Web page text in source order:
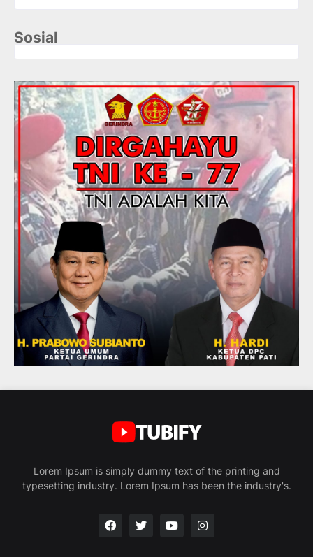
Sosial
Lorem Ipsum is simply dummy text of the printing and
typesetting industry. Lorem Ipsum has been the industry's.